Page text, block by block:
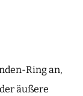
Ring an,
äußere